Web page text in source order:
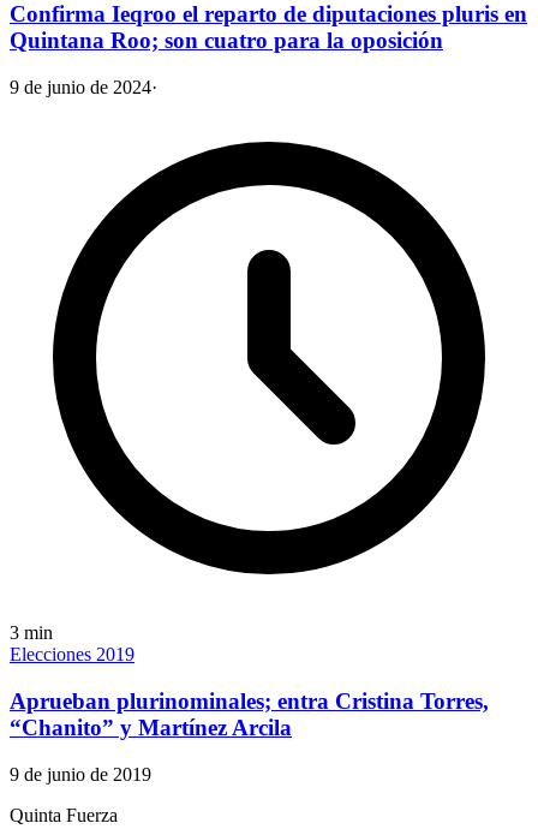
Confirma Ieqroo el reparto de diputaciones pluris en
Quintana Roo; son cuatro para la oposición
9 de junio de 2024·
3 min
Elecciones 2019
Aprueban plurinominales; entra Cristina Torres,
“Chanito” y Martínez Arcila
9 de junio de 2019
Quinta Fuerza